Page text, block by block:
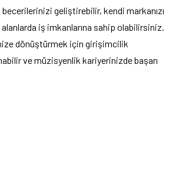
geliştirebilir, kendi markanızı
iş imkanlarına sahip olabilirsiniz.
dönüştürmek için girişimcilik
ve müzisyenlik kariyerinizde başarı